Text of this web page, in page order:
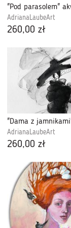
AdrianaLaubeArt
260,00 zł
AdrianaLaubeArt
260,00 zł